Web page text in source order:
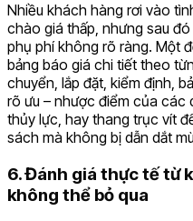
Nhiều khách hàng rơi vào
chào giá thấp, nhưng sau
phụ phí không rõ ràng. Một
bảng báo giá chi tiết theo
chuyển, lắp đặt, kiểm định,
rõ ưu – nhược điểm của
thủy lực, hay thang trục vít
sách mà không bị dẫn dắt
6. Đánh giá thực tế từ
không thể bỏ qua